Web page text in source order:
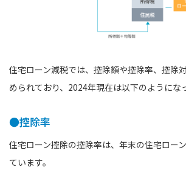
住宅ローン減税では、控除額や控除率、控除
められており、2024年現在は以下のようにな
●控除率
住宅ローン控除の控除率は、年末の住宅ロー
ています。